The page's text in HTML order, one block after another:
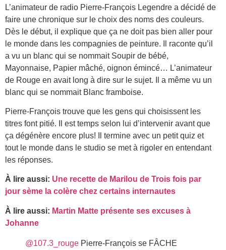
L’animateur de radio Pierre-François Legendre a décidé de
faire une chronique sur le choix des noms des couleurs.
Dès le début, il explique que ça ne doit pas bien aller pour
le monde dans les compagnies de peinture. Il raconte qu’il
a vu un blanc qui se nommait Soupir de bébé,
Mayonnaise, Papier mâché, oignon émincé… L’animateur
de Rouge en avait long à dire sur le sujet. Il a même vu un
blanc qui se nommait Blanc framboise.
Pierre-François trouve que les gens qui choisissent les
titres font pitié. Il est temps selon lui d’intervenir avant que
ça dégénère encore plus! Il termine avec un petit quiz et
tout le monde dans le studio se met à rigoler en entendant
les réponses.
À lire aussi: Une recette de Marilou de Trois fois par
jour sème la colère chez certains internautes
À lire aussi: Martin Matte présente ses excuses à
Johanne
@107.3_rouge Pierre-François se FÂCHE